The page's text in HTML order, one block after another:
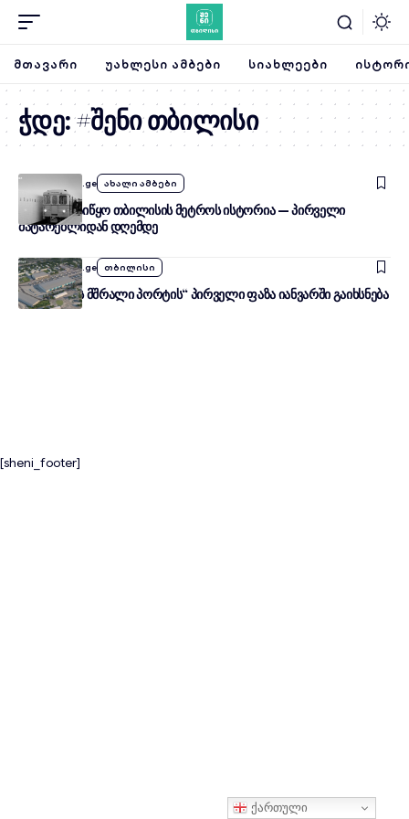
ᲛᲗᲐᲕᲐᲠᲘ ᲣᲐᲮᲚᲔᲡᲘ ᲐᲛᲑᲔᲑᲘ ᲡᲘᲐᲮᲚᲔᲔᲑᲘ
ჭდე:#შენი თბილისი
By SheniTbilisi.ge ახალი ამბები
როგორ დაიწყო თბილისის მეტროს ისტორია — პირველი
მატარებლიდან დღემდე
BySheniTbilisi.ge თბილისი
„თბილისის მშრალი პორტის“ პირველი ფაზა იანვარში გაიხსნება
[sheni_footer]
ქართული